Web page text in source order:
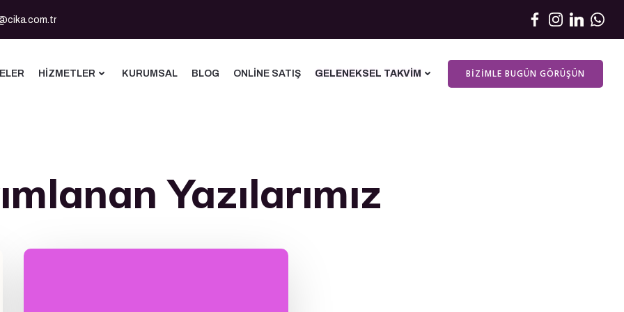
HIZMETLER KURUMSAL BLOG ONLINE SATIŞ GELENEKSEL TAKVIM BIZIMLE BUGÜN GÖRÜŞÜN
Yazılarımız